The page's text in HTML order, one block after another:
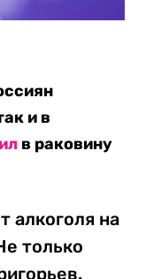
и в
в раковину
алкоголя на
только